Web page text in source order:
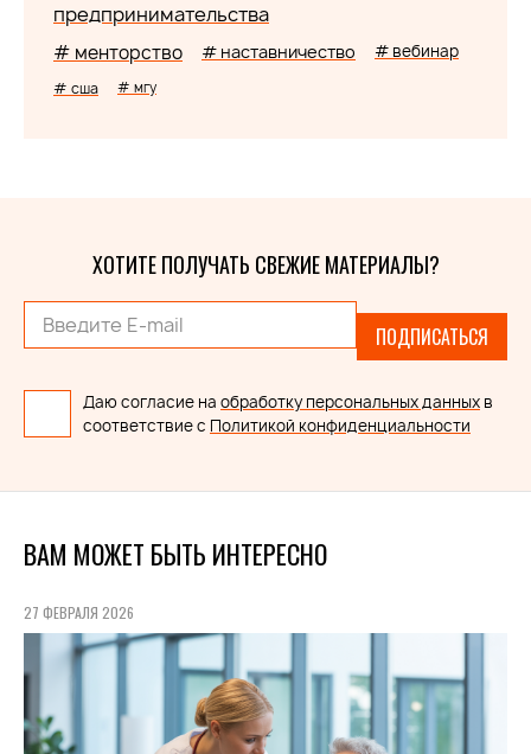
предпринимательства
# менторство # наставничество # вебинар
# сша # мгу
ХОТИТЕ ПОЛУЧАТЬ СВЕЖИЕ МАТЕРИАЛЫ?
ПОДПИСАТЬСЯ
Даю согласие на обработку персональных данных в
соответствие с Политикой конфиденциальности
ВАМ МОЖЕТ БЫТЬ ИНТЕРЕСНО
27 ФЕВРАЛЯ 2026